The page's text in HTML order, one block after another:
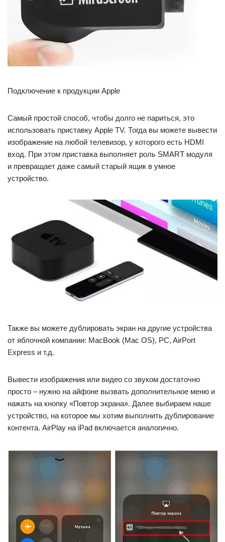
Подключение к продукции Apple
Самый простой способ, чтобы долго не париться, это
использовать приставку Apple TV. Тогда вы можете вывести
изображение на любой телевизор, у которого есть HDMI
вход. При этом приставка выполняет роль SMART модуля
и превращает даже самый старый ящик в умное
устройство.
Также вы можете дублировать экран на другие устройства
от яблочной компании: MacBook (Mac OS), PC, AirPort
Express и т.д.
Вывести изображения или видео со звуком достаточно
просто – нужно на айфоне вызвать дополнительное меню и
нажать на кнопку «Повтор экрана». Далее выбираем наше
устройство, на которое мы хотим выполнить дублирование
контента. AirPlay на iPad включается аналогично.